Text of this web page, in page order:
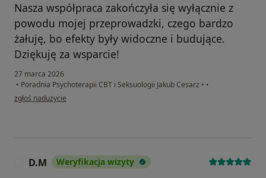
Nasza współpraca zakończyła się wyłącznie z
powodu mojej przeprowadzki, czego bardzo
żałuję, bo efekty były widoczne i budujące.
Dziękuję za wsparcie!
27 marca 2026
• Poradnia Psychoterapii CBT i Seksuologii Jakub Cesarz • •
w opinii użytkownika Karolina
zgłoś nadużycie
D.M Weryfikacja wizyty